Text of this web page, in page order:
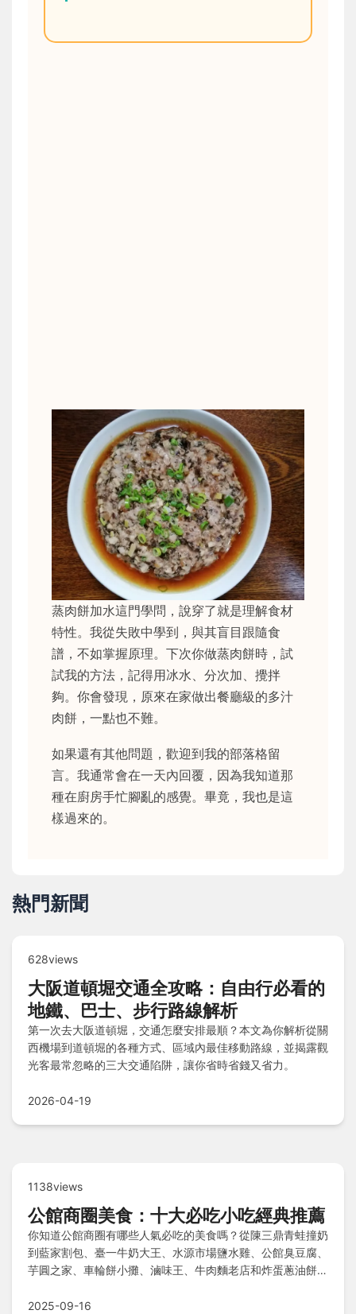
蒸肉餅加水這門學問，說穿了就是理解食材
特性。我從失敗中學到，與其盲目跟隨食
譜，不如掌握原理。下次你做蒸肉餅時，試
試我的方法，記得用冰水、分次加、攪拌
夠。你會發現，原來在家做出餐廳級的多汁
肉餅，一點也不難。
如果還有其他問題，歡迎到我的部落格留
言。我通常會在一天內回覆，因為我知道那
種在廚房手忙腳亂的感覺。畢竟，我也是這
樣過來的。
熱門新聞
628views
大阪道頓堀交通全攻略：自由行必看的
地鐵、巴士、步行路線解析
第一次去大阪道頓堀，交通怎麼安排最順？本文為你解析從關
西機場到道頓堀的各種方式、區域內最佳移動路線，並揭露觀
光客最常忽略的三大交通陷阱，讓你省時省錢又省力。
2026-04-19
1138views
公館商圈美食：十大必吃小吃經典推薦
你知道公館商圈有哪些人氣必吃的美食嗎？從陳三鼎青蛙撞奶
到藍家割包、臺一牛奶大王、水源市場鹽水雞、公館臭豆腐、
芋圓之家、車輪餅小攤、滷味王、牛肉麵老店和炸蛋蔥油餅，
客探索的首選熱點！
2025-09-16